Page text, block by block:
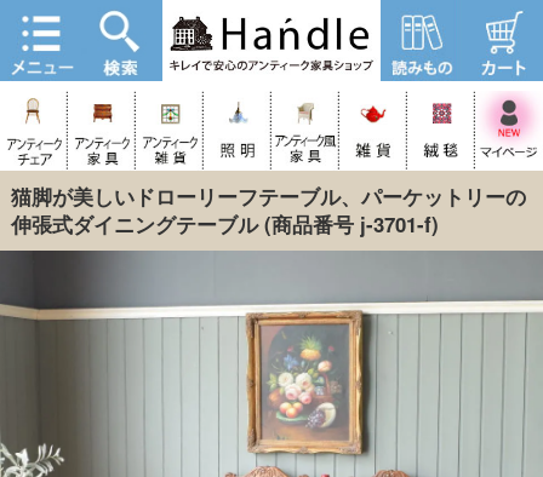
猫脚が美しいドローリーフテーブル、パーケットリーの
伸張式ダイニングテーブル(商品番号 j-3701-f)